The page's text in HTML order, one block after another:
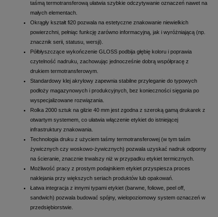
taśmą termotransferową ułatwia szybkie odczytywanie oznaczeń nawet na
małych elementach.
Okrągły kształt fi20 pozwala na estetyczne znakowanie niewielkich
powierzchni, pełniąc funkcję zarówno informacyjną, jak i wyróżniającą (np.
znacznik serii, statusu, wersji).
Półbłyszczące wykończenie GLOSS podbija głębię koloru i poprawia
czytelność nadruku, zachowując jednocześnie dobrą współpracę z
drukiem termotransferowym.
Standardowy klej akrylowy zapewnia stabilne przyleganie do typowych
podłoży magazynowych i produkcyjnych, bez konieczności sięgania po
wyspecjalizowane rozwiązania.
Rolka 2000 sztuk na gilzie 40 mm jest zgodna z szeroką gamą drukarek z
otwartym systemem, co ułatwia włączenie etykiet do istniejącej
infrastruktury znakowania.
Technologia druku z użyciem taśmy termotransferowej (w tym taśm
żywicznych czy woskowo‑żywicznych) pozwala uzyskać nadruk odporny
na ścieranie, znacznie trwalszy niż w przypadku etykiet termicznych.
Możliwość pracy z prostym podajnikiem etykiet przyspiesza proces
naklejania przy większych seriach produktów lub opakowań.
Łatwa integracja z innymi typami etykiet (barwne, foliowe, peel off,
sandwich) pozwala budować spójny, wielopoziomowy system oznaczeń w
przedsiębiorstwie.